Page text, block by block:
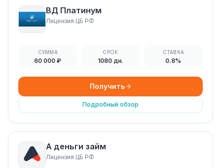
ВД Платинум
Лицензия ЦБ РФ
СУММА
60 000 ₽
СРОК
1080 дн.
СТАВКА
0.8%
Получить
Подробный обзор
А деньги займ
Лицензия ЦБ РФ